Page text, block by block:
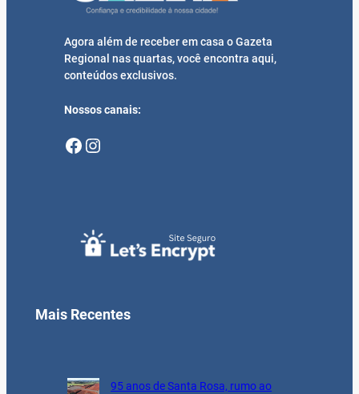
Agora além de receber em casa o Gazeta
Regional nas quartas, você encontra aqui,
conteúdos exclusivos.
Nossos canais:
Facebook Instagram
Mais Recentes
95 anos de Santa Rosa, rumo ao